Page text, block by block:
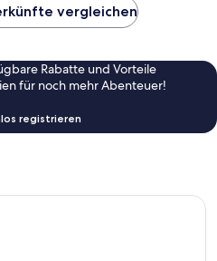
vergleichen
Rabatte und Vorteile
für noch mehr Abenteuer!
registrieren